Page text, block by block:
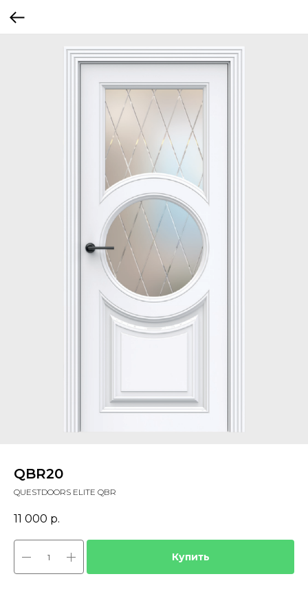
QBR20
QUESTDOORS ELITE QBR
11 000 р.
Купить